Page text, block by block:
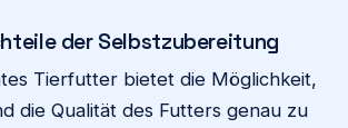
der Selbstzubereitung
Tierfutter bietet die Möglichkeit,
die Qualität des Futters genau zu